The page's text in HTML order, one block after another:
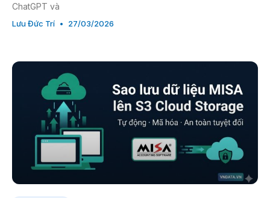
ChatGPT và
Lưu Đức Trí 27/03/2026